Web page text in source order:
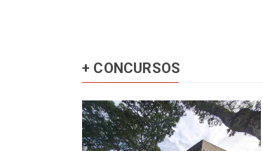
+ CONCURSOS